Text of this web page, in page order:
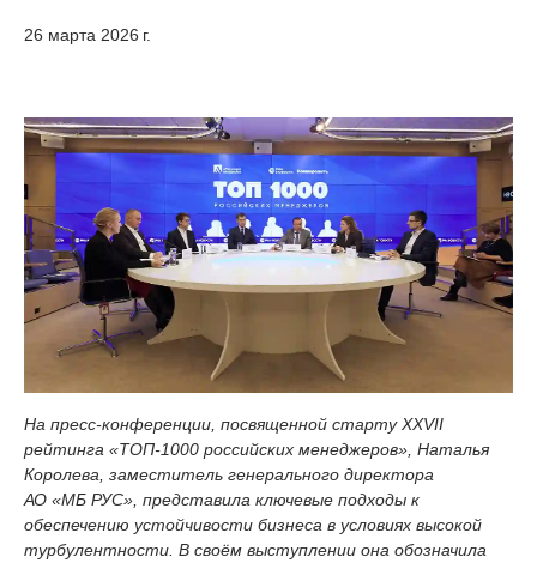
26 марта 2026 г.
На пресс-конференции, посвященной старту XXVII
рейтинга «ТОП-1000 российских менеджеров», Наталья
Королева, заместитель генерального директора
АО «МБ РУС», представила ключевые подходы к
обеспечению устойчивости бизнеса в условиях высокой
турбулентности. В своём выступлении она обозначила